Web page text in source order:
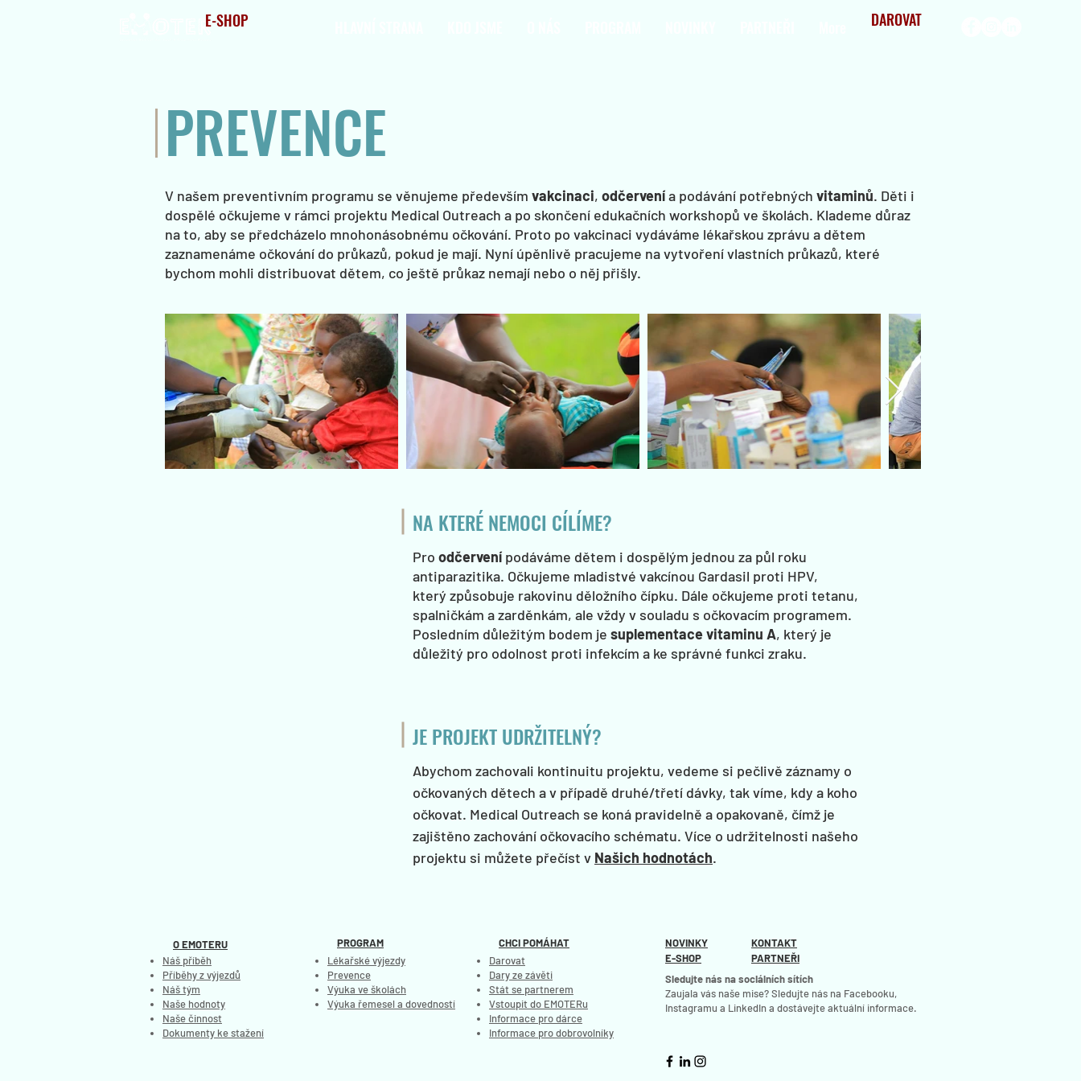
E-SHOP DAROVAT
PREVENCE
V našem preventivním programu se věnujeme především vakcinaci, odčervenía podávání potřebných vitaminů. Děti i
dospělé očkujeme v rámci projektu Medical Outreach a po skončení edukačních workshopů ve školách. Klademe důraz
na to, aby se předcházelo mnohonásobnému očkování. Proto po vakcinaci vydáváme lékařskou zprávu a dětem
zaznamenáme očkování do průkazů, pokud je mají. Nyní úpěnlivě pracujeme na vytvoření vlastních průkazů, které
bychom mohli distribuovat dětem, co ještě průkaz nemají nebo o něj přišly.
NA KTERÉ NEMOCI CÍLÍME?
Pro odčervení podáváme dětem i dospělým jednou za půl roku
antiparazitika. Očkujeme mladistvé vakcínou Gardasil proti HPV,
který způsobuje rakovinu děložního čípku. Dále očkujeme proti tetanu,
spalničkám a zarděnkám, ale vždy v souladu s očkovacím programem.
Posledním důležitým bodem je suplementace vitaminu A, který je
důležitý pro odolnost proti infekcím a ke správné funkci zraku.
JE PROJEKT UDRŽITELNÝ?
Abychom zachovali kontinuitu projektu, vedeme si pečlivě záznamy o
očkovaných dětech a v případě druhé/třetí dávky, tak víme, kdy a koho
očkovat. Medical Outreach se koná pravidelně a opakovaně, čímž je
zajištěno zachování očkovacího schématu. Více o udržitelnosti našeho
projektu si můžete přečíst v Našich hodnotách.
O EMOTERU
PROGRAM
Náš příběh
Příběhy z výjezdů
Náš tým
Naše hodnoty
Naše činnost
Dokumenty ke stažení
Lékařské výjezdy
Prevence
Výuka ve školách
Výuka řemesel a dovedností
CHCI POMÁHAT
Darovat
Dary ze závěti
Stát se partnerem
Vstoupit do EMOTERu
Informace pro dárce
Informace pro dobrovolníky
NOVINKY
KONTAKT
PARTNEŘI
E-SHOP
Sledujte nás na sociálních sítích
Zaujala vás naše mise? Sledujte nás na Facebooku,
Instagramu a LinkedIn a dostávejte aktuální informace.